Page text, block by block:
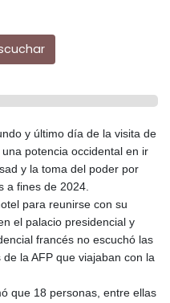
y último día de la visita de
potencia occidental en ir
y la toma del poder por
a fines de 2024.
para reunirse con su
el palacio presidencial y
francés no escuchó las
la AFP que viajaban con la
que 18 personas, entre ellas